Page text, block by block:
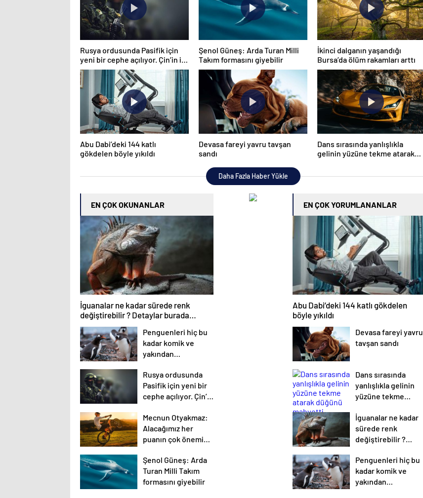
Rusya ordusunda Pasifik için
yeni bir cephe açılıyor. Çin’in ilk
tepkisi!
Şenol Güneş: Arda Turan Milli
Takım formasını giyebilir
İkinci dalganın yaşandığı
Bursa’da ölüm rakamları arttı
Abu Dabi’deki 144 katlı
gökdelen böyle yıkıldı
Devasa fareyi yavru tavşan
sandı
Dans sırasında yanlışlıkla
gelinin yüzüne tekme atarak
Daha Fazla Haber Yükle
EN ÇOK OKUNANLAR
İguanalar ne kadar sürede renk
değiştirebilir ? Detaylar burada…
Penguenleri hiç bu
kadar komik ve
yakından
Rusya ordusunda
Pasifik için yeni bir
cephe açılıyor. Çin’in
Mecnun Otyakmaz:
Alacağımız her
puanın çok önemi
Şenol Güneş: Arda
Turan Milli Takım
formasını giyebilir
EN ÇOK YORUMLANANLAR
Abu Dabi’deki 144 katlı gökdelen
böyle yıkıldı
Devasa fareyi yavru
tavşan sandı
Dans sırasında
yanlışlıkla gelinin
yüzüne tekme
mahvetti
İguanalar ne kadar
sürede renk
değiştirebilir ?
Penguenleri hiç bu
kadar komik ve
yakından